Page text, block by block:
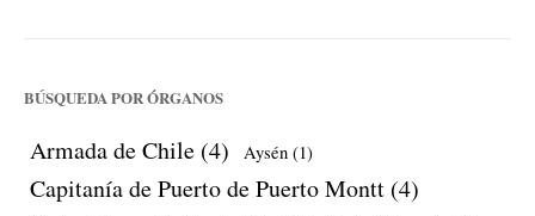
BÚSQUEDA POR ÓRGANOS
Armada de Chile (4) Aysén (1)
Capitanía de Puerto de Puerto Montt (4)